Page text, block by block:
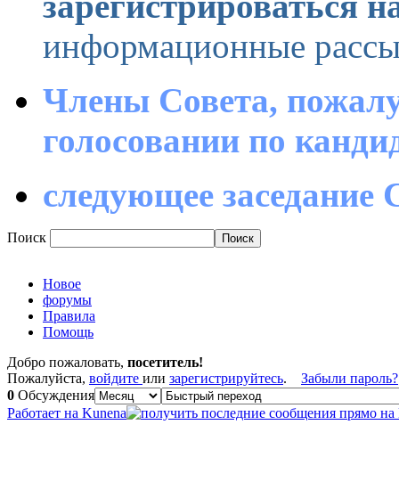
информационные
Члены Совета,
голосовании по
следующее заседание
Поиск
Новое
форумы
Правила
Помощь
Добро пожаловать, посетитель!
Пожалуйста, войдите или зарегистрируйтесь. Забыли пароль?
0 Обсуждения
Работает на Kunena